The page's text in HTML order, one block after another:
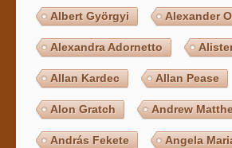
Albert Györgyi Alexander
Alexandra Adornetto
Allan Kardec Allan Pease
Alon Gratch Andrew
András Fekete Angela